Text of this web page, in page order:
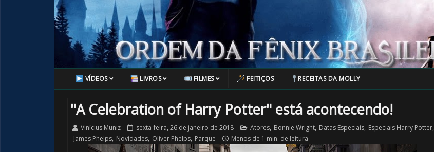
VÍDEOS LIVROS FILMES FEITIÇOS RECEITAS DA MOLLY
"A Celebration of Harry Potter" está acontecendo!
Vinícius Muniz sexta-feira, 26 de janeiro de 2018 Atores, Bonnie Wright, Datas Especiais, Especiais Harry Potter,
James Phelps, Novidades, Oliver Phelps, Parque Menos de 1 min. de leitura